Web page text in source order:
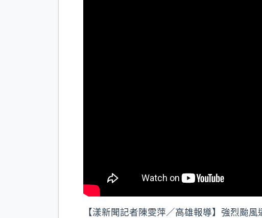
【漾新聞記者陳雯萍／高雄報導】強烈颱